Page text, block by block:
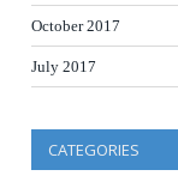
October 2017
July 2017
CATEGORIES